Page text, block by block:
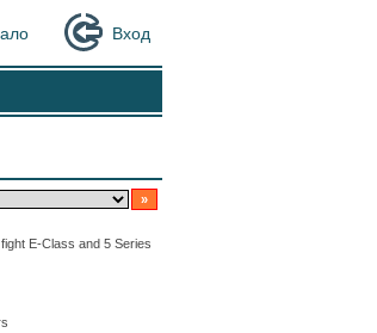
Вход
»
E-Class and 5 Series